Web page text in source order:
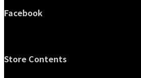
Facebook
Store Contents